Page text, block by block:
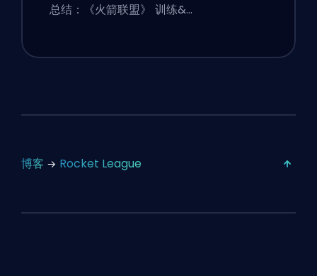
总结：《火箭联盟》 训练&…
博客 Rocket League